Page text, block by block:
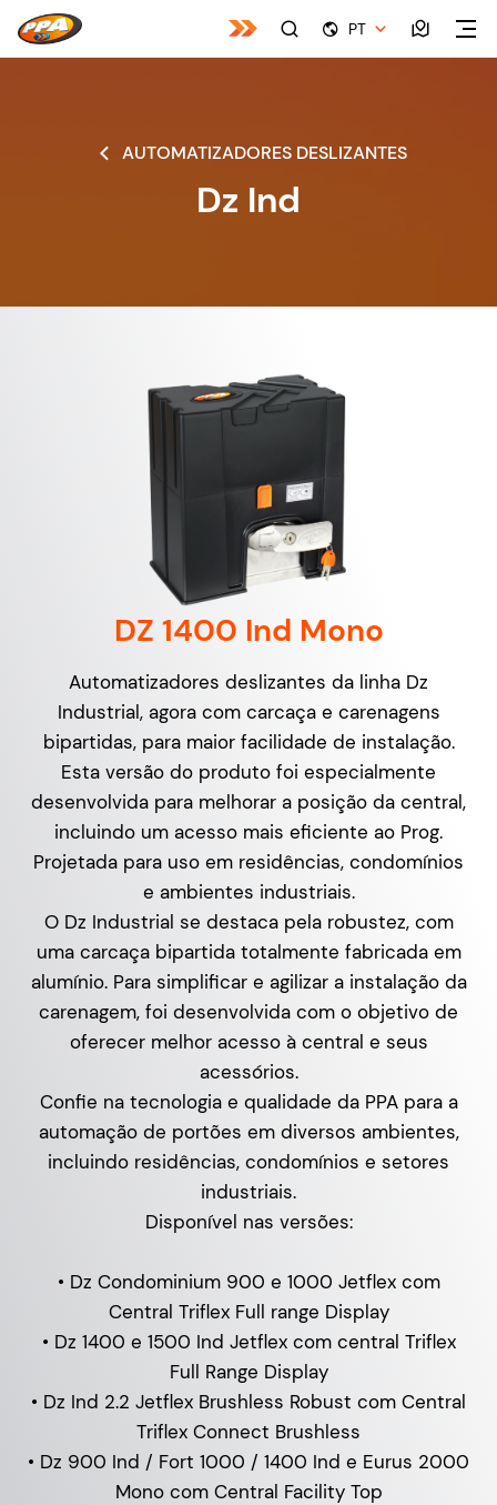
PT
AUTOMATIZADORES DESLIZANTES
Dz Ind
DZ 1400 Ind Mono
Automatizadores deslizantes da linha Dz
Industrial, agora com carcaça e carenagens
bipartidas, para maior facilidade de instalação.
Esta versão do produto foi especialmente
desenvolvida para melhorar a posição da central,
incluindo um acesso mais eficiente ao Prog.
Projetada para uso em residências, condomínios
e ambientes industriais.
O Dz Industrial se destaca pela robustez, com
uma carcaça bipartida totalmente fabricada em
alumínio. Para simplificar e agilizar a instalação da
carenagem, foi desenvolvida com o objetivo de
oferecer melhor acesso à central e seus
acessórios.
Confie na tecnologia e qualidade da PPA para a
automação de portões em diversos ambientes,
incluindo residências, condomínios e setores
industriais.
Disponível nas versões:
• Dz Condominium 900 e 1000 Jetflex com
Central Triflex Full range Display
• Dz 1400 e 1500 Ind Jetflex com central Triflex
Full Range Display
• Dz Ind 2.2 Jetflex Brushless Robust com Central
Triflex Connect Brushless
• Dz 900 Ind / Fort 1000 / 1400 Ind e Eurus 2000
Mono com Central Facility Top